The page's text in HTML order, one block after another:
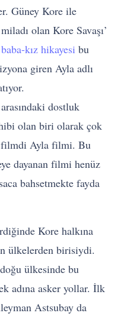
Güney Kore ile
olan Kore Savaşı’
kız hikayesi bu
giren Ayla adlı
dostluk
olan biri olarak çok
filmdi Ayla filmi. Bu
dayanan filmi henüz
bahsetmekte fayda
Kore halkına
ülkelerden birisiydi.
ülkesinde bu
adına asker yollar. İlk
Astsubay da